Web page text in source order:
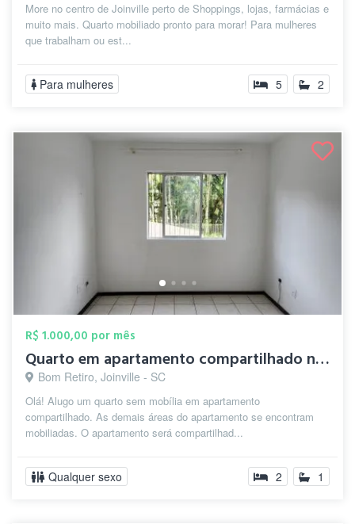
More no centro de Joinville perto de Shoppings, lojas, farmácias e
muito mais. Quarto mobiliado pronto para morar! Para mulheres
que trabalham ou est...
Para mulheres 5 2
R$ 1.000,00 por mês
Quarto em apartamento compartilhado no B...
Bom Retiro, Joinville - SC
Olá! Alugo um quarto sem mobília em apartamento
compartilhado. As demais áreas do apartamento se encontram
mobiliadas. O apartamento será compartilhad...
Qualquer sexo 2 1